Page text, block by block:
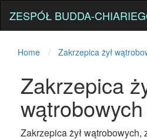
ZESPÓŁ BUDDA-
Home Zakrzepica żył
Zakrzepica
wątrobowych
Zakrzepica żył